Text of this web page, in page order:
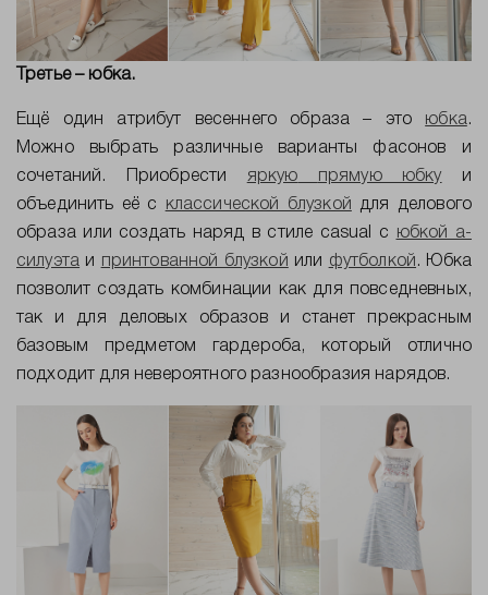
Третье – юбка.
Ещё один атрибут весеннего образа – это юбка.
Можно выбрать различные варианты фасонов и
сочетаний. Приобрести яркую прямую юбку
и
объединить её с
классической блузкой
для делового
образа или создать наряд в стиле casual с
юбкой а-
силуэта и принтованной блузкой или футболкой . Юбка
позволит создать комбинации как для повседневных,
так и для деловых образов и станет прекрасным
базовым предметом гардероба, который отлично
подходит для невероятного разнообразия нарядов.